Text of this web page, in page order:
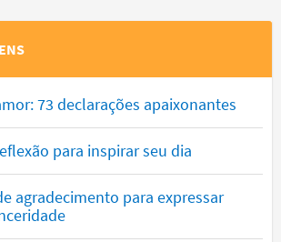
73 declarações apaixonantes
para inspirar seu dia
agradecimento para expressar